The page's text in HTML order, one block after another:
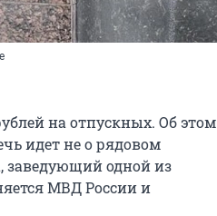
на отпускных. Об этом
идет не о рядовом
заведующий одной из
МВД России и